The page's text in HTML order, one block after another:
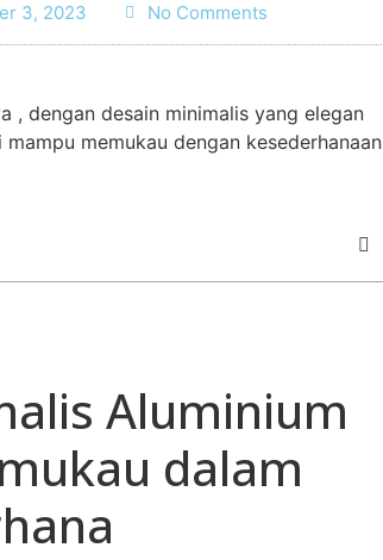
3, 2023 No Comments
, dengan desain minimalis yang elegan
memukau dengan kesederhanaan
Aluminium
dalam